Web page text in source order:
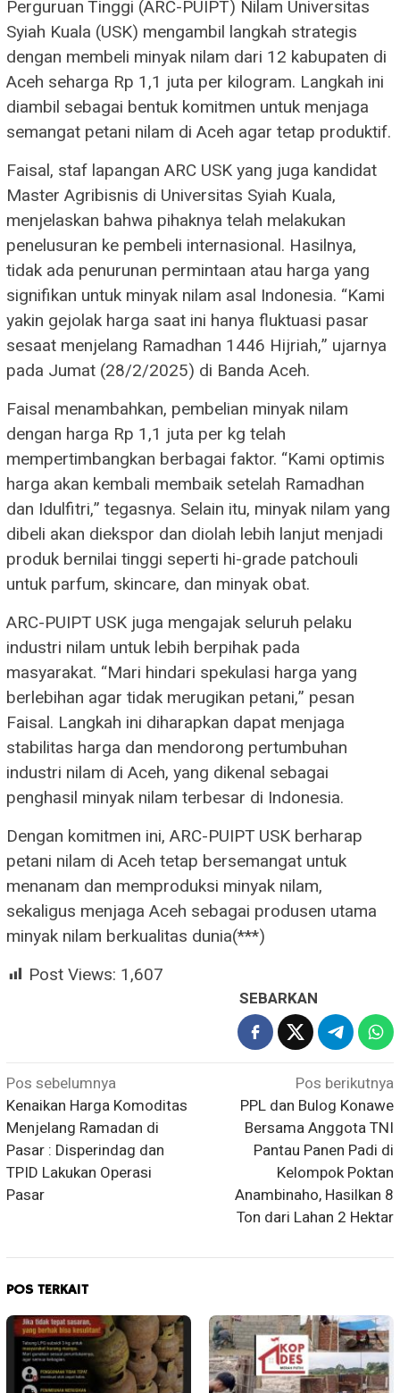
Perguruan Tinggi (ARC-PUIPT) Nilam Universitas
Syiah Kuala (USK) mengambil langkah strategis
dengan membeli minyak nilam dari 12 kabupaten di
Aceh seharga Rp 1,1 juta per kilogram. Langkah ini
diambil sebagai bentuk komitmen untuk menjaga
semangat petani nilam di Aceh agar tetap produktif.
Faisal, staf lapangan ARC USK yang juga kandidat
Master Agribisnis di Universitas Syiah Kuala,
menjelaskan bahwa pihaknya telah melakukan
penelusuran ke pembeli internasional. Hasilnya,
tidak ada penurunan permintaan atau harga yang
signifikan untuk minyak nilam asal Indonesia. “Kami
yakin gejolak harga saat ini hanya fluktuasi pasar
sesaat menjelang Ramadhan 1446 Hijriah,” ujarnya
pada Jumat (28/2/2025) di Banda Aceh.
Faisal menambahkan, pembelian minyak nilam
dengan harga Rp 1,1 juta per kg telah
mempertimbangkan berbagai faktor. “Kami optimis
harga akan kembali membaik setelah Ramadhan
dan Idulfitri,” tegasnya. Selain itu, minyak nilam yang
dibeli akan diekspor dan diolah lebih lanjut menjadi
produk bernilai tinggi seperti hi-grade patchouli
untuk parfum, skincare, dan minyak obat.
ARC-PUIPT USK juga mengajak seluruh pelaku
industri nilam untuk lebih berpihak pada
masyarakat. “Mari hindari spekulasi harga yang
berlebihan agar tidak merugikan petani,” pesan
Faisal. Langkah ini diharapkan dapat menjaga
stabilitas harga dan mendorong pertumbuhan
industri nilam di Aceh, yang dikenal sebagai
penghasil minyak nilam terbesar di Indonesia.
Dengan komitmen ini, ARC-PUIPT USK berharap
petani nilam di Aceh tetap bersemangat untuk
menanam dan memproduksi minyak nilam,
sekaligus menjaga Aceh sebagai produsen utama
minyak nilam berkualitas dunia(***)
Post Views: 1,607
SEBARKAN
Navigasi
pos
Pos sebelumnya
Kenaikan Harga Komoditas
Menjelang Ramadan di
Pasar : Disperindag dan
TPID Lakukan Operasi
Pasar
Pos berikutnya
PPL dan Bulog Konawe
Bersama Anggota TNI
Pantau Panen Padi di
Kelompok Poktan
Anambinaho, Hasilkan 8
Ton dari Lahan 2 Hektar
POS TERKAIT